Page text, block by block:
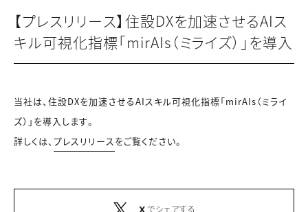
【プレスリリース】住設DXを加速させるAIス
キル可視化指標「mirAIs（ミライズ）」を導入
当社は、住設DXを加速させるAIスキル可視化指標「mirAIs（ミライ
ズ）」を導入します。
詳しくは、 プレスリリース をご覧ください。
X でシェアする